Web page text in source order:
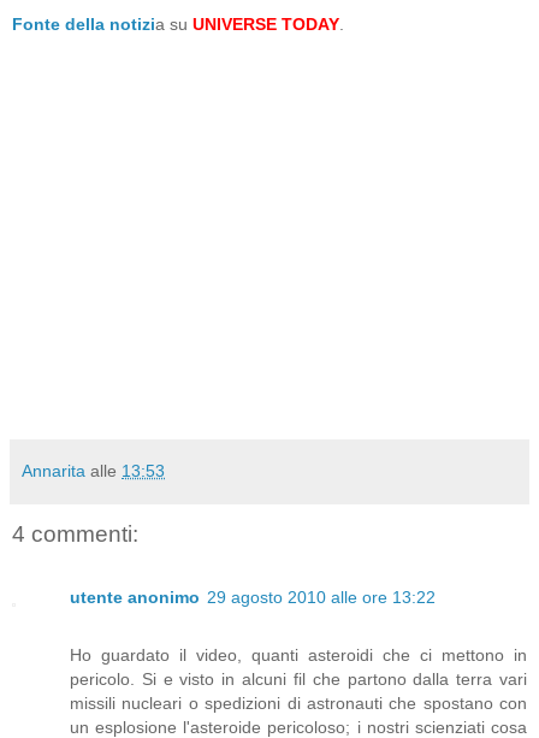
Fonte della notizia su UNIVERSE TODAY.
Annarita alle 13:53
4 commenti:
utente anonimo 29 agosto 2010 alle ore 13:22
Ho guardato il video, quanti asteroidi che ci mettono in
pericolo. Si e visto in alcuni fil che partono dalla terra vari
missili nucleari o spedizioni di astronauti che spostano con
un esplosione l'asteroide pericoloso; i nostri scienziati cosa